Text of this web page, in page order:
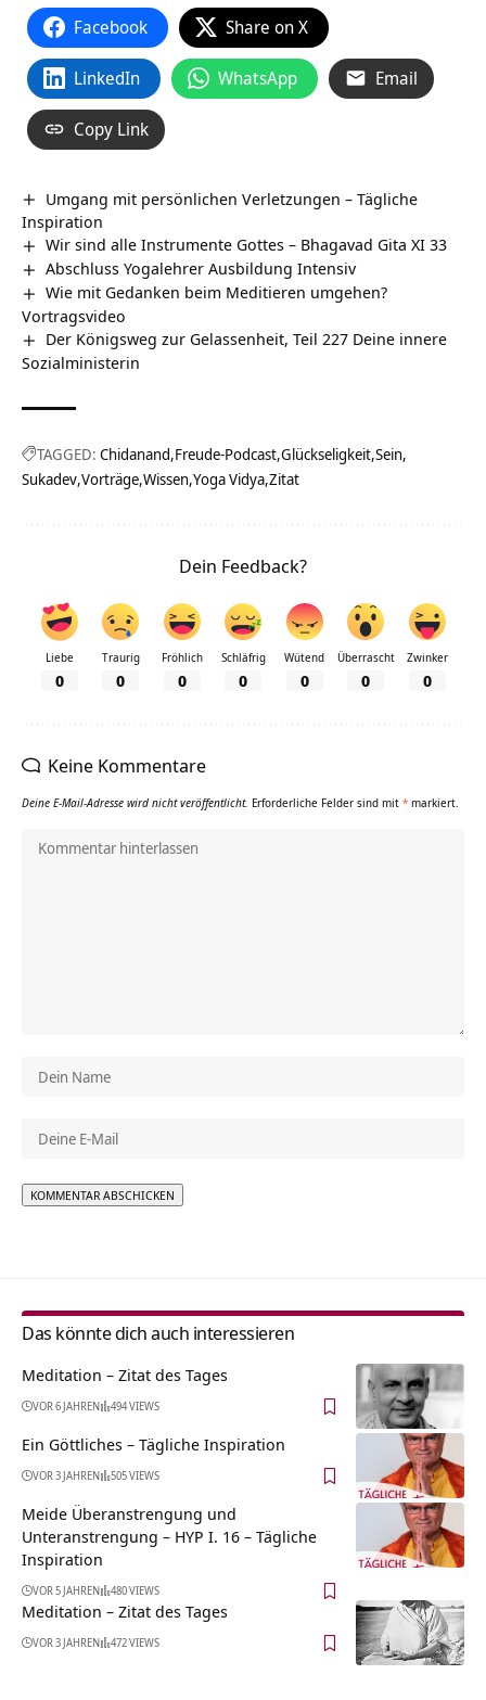
Facebook Share on X
LinkedIn WhatsApp Email
Copy Link
Umgang mit persönlichen Verletzungen – Tägliche
Inspiration
Wir sind alle Instrumente Gottes – Bhagavad Gita XI 33
Abschluss Yogalehrer Ausbildung Intensiv
Wie mit Gedanken beim Meditieren umgehen?
Vortragsvideo
Der Königsweg zur Gelassenheit, Teil 227 Deine innere
Sozialministerin
TAGGED: Chidanand Freude-Podcast Glückseligkeit Sein
Sukadev Vorträge Wissen Yoga Vidya Zitat
Dein Feedback?
Liebe
0
Traurig
0
Fröhlich
0
Schläfrig
0
Wütend
0
Überrascht
0
Zwinker
0
Keine Kommentare
Deine E-Mail-Adresse wird nicht veröffentlicht. Erforderliche Felder sind mit * markiert.
Das könnte dich auch interessieren
Meditation – Zitat des Tages
VOR 6 JAHREN 494 VIEWS
Ein Göttliches – Tägliche Inspiration
VOR 3 JAHREN 505 VIEWS
Meide Überanstrengung und
Unteranstrengung – HYP I. 16 – Tägliche
Inspiration
VOR 5 JAHREN 480 VIEWS
Meditation – Zitat des Tages
VOR 3 JAHREN 472 VIEWS